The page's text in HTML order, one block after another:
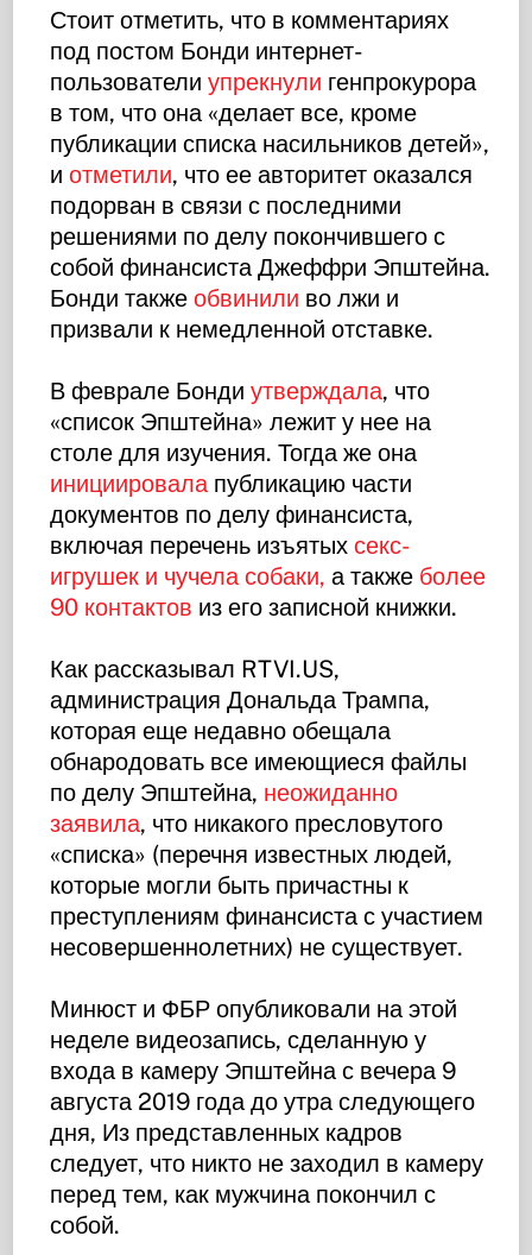
Стоит отметить, что в комментариях
под постом Бонди интернет-
пользователиупрекнули генпрокурора
в том, что она «делает все, кроме
публикации списка насильников детей»,
иотметили, что ее авторитет оказался
подорван в связи с последними
решениями по делу покончившего с
собой финансиста Джеффри Эпштейна.
Бонди такжеобвинили во лжи и
призвали к немедленной отставке.
В феврале Бондиутверждала, что
«список Эпштейна» лежит у нее на
столе для изучения. Тогда же она
инициировалапубликацию части
документов по делу финансиста,
включая перечень изъятыхсекс-
игрушек и чучела собаки, а также более
90 контактов из его записной книжки.
Как рассказывал RTVI.US,
администрация Дональда Трампа,
которая еще недавно обещала
обнародовать все имеющиеся файлы
по делу Эпштейна, неожиданно
заявила, что никакого пресловутого
«списка» (перечня известных людей,
которые могли быть причастны к
преступлениям финансиста с участием
несовершеннолетних) не существует.
Минюст и ФБР опубликовали на этой
неделе видеозапись, сделанную у
входа в камеру Эпштейна с вечера 9
августа 2019 года до утра следующего
дня, Из представленных кадров
следует, что никто не заходил в камеру
перед тем, как мужчина покончил с
собой.